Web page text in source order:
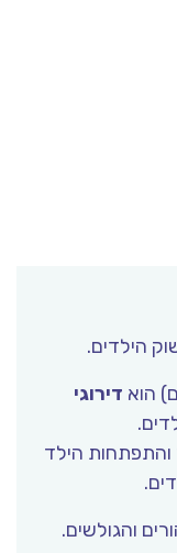
הילדים.
הוא דירוגי
והתפתחות הילד
והגולשים.